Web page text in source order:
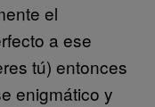
el
a ese
tú) entonces
enigmático y